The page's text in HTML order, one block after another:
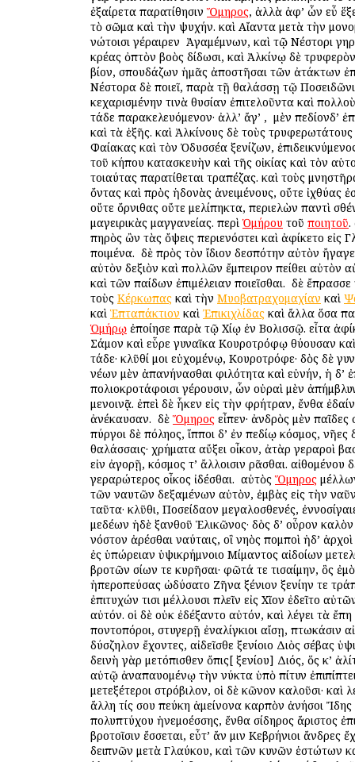
ἐξαίρετα παρατίθησιν Ὅμηρος, ἀλλὰ ἀφ’ ὧν εὖ
τὸ σῶμα καὶ τὴν ψυχήν. καὶ Αἴαντα μετὰ τὴν
νώτοισι γέραιρεν ὁ Ἀγαμέμνων, καὶ τῷ Νέστορι
κρέας ὀπτὸν βοὸς δίδωσι, καὶ Ἀλκίνῳ δὲ
βίον, σπουδάζων ἡμᾶς ἀποστῆσαι τῶν ἀτάκτων
Νέστορα δὲ ποιεῖ, παρὰ τῇ θαλάσσῃ τῷ Ποσειδῶνι
κεχαρισμένην τινὰ θυσίαν ἐπιτελοῦντα καὶ
τάδε παρακελευόμενον· ἀλλ’ ἄγ’ , ὁ μὲν πεδίονδ’
καὶ τὰ ἑξῆς. καὶ Ἀλκίνους δὲ τοὺς
Φαίακας καὶ τὸν Ὀδυσσέα ξενίζων,
τοῦ κήπου κατασκευὴν καὶ τῆς οἰκίας καὶ τὸν
τοιαύτας παρατίθεται τραπέζας. καὶ τοὺς
ὄντας καὶ πρὸς ἡδονὰς ἀνειμένους, οὔτε ἰχθύας
οὔτε ὄρνιθας οὔτε μελίπηκτα, περιελὼν παντὶ
μαγειρικὰς μαγγανείας. περὶ Ὁμήρου τοῦ ποιητοῦ.
πηρὸς ὢν τὰς ὄψεις περιενόστει καὶ ἀφίκετο εἰς
ποιμένα. ὁ δὲ πρὸς τὸν ἴδιον δεσπότην αὐτὸν
αὐτὸν δεξιὸν καὶ πολλῶν ἔμπειρον πείθει αὐτὸν
καὶ τῶν παίδων ἐπιμέλειαν ποιεῖσθαι. ὁ δὲ
τοὺς Κέρκωπας καὶ τὴν Μυοβατραχομαχίαν καὶ
καὶ Ἑπταπάκτιον καὶ Ἐπικιχλίδας καὶ ἄλλα ὅσα
Ὁμήρῳ ἐποίησε παρὰ τῷ Χίῳ ἐν Βολισσῷ. εἶτα
Σάμον καὶ εὗρε γυναῖκα Κουροτρόφῳ θύουσαν
τάδε· κλῦθί μοι εὐχομένῳ, Κουροτρόφε· δὸς δὲ
νέων μὲν ἀπανήνασθαι φιλότητα καὶ εὐνήν, ἡ δ’
πολιοκροτάφοισι γέρουσιν, ὧν οὐραὶ μὲν
μενοινᾷ. ἐπεὶ δὲ ἧκεν εἰς τὴν φρήτραν, ἔνθα
ἀνέκαυσαν. ὁ δὲ Ὅμηρος εἶπεν· ἀνδρὸς μὲν
πύργοι δὲ πόληος, ἵπποι δ’ ἐν πεδίῳ κόσμος, νῆες
θαλάσσαις· χρήματα αὔξει οἶκον, ἀτὰρ γεραροὶ
εἰν ἀγορῇ, κόσμος τ’ ἄλλοισιν ὁρᾶσθαι. αἰθομένου
γεραρώτερος οἶκος ἰδέσθαι. ὁ αὐτὸς Ὅμηρος
τῶν ναυτῶν δεξαμένων αὐτὸν, ἐμβὰς εἰς τὴν
ταῦτα· κλῦθι, Ποσείδαον μεγαλοσθενές,
μεδέων ἠδὲ ξανθοῦ Ἑλικῶνος· δὸς δ’ οὖρον
νόστον ἀρέσθαι ναύταις, οἳ νηὸς πομποὶ ἠδ’ ἀρχοὶ
ἐς ὑπώρειαν ὑψικρήμνοιο Μίμαντος αἰδοίων
βροτῶν ὁσίων τε κυρῆσαι· φῶτά τε τισαίμην, ὃς
ἠπεροπεύσας ὠδύσατο Ζῆνα ξένιον ξενίην τε
ἐπιτυχών τισι μέλλουσι πλεῖν εἰς Χῖον ἐδεῖτο
αὐτόν. οἱ δὲ οὐκ ἐδέξαντο αὐτόν, καὶ λέγει τὰ ἔπη
ποντοπόροι, στυγερῇ ἐναλίγκιοι αἴσῃ, πτωκάσιν
δύσζηλον ἔχοντες, αἰδεῖσθε ξενίοιο Διὸς σέβας
δεινὴ γὰρ μετόπισθεν ὄπις[ ξενίου] Διός, ὅς κ’
αὐτῷ ἀναπαυομένῳ τὴν νύκτα ὑπὸ πίτυν
μετεξέτεροι στρόβιλον, οἱ δὲ κῶνον καλοῦσι· καὶ
ἄλλη τίς σου πεύκη ἀμείνονα καρπὸν ἀνήσοι
πολυπτύχου ἠνεμοέσσης, ἔνθα σίδηρος ἄριστος
βροτοῖσιν ἔσσεται, εὖτ’ ἄν μιν Κεβρήνιοι ἄνδρες
δειπνῶν μετὰ Γλαύκου, καὶ τῶν κυνῶν ἑστώτων